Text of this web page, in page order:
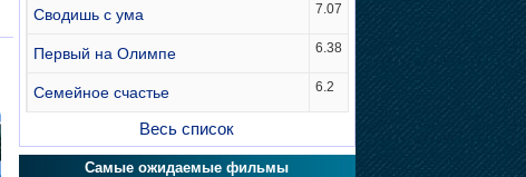
Сводишь с ума 7.07
Первый на Олимпе 6.38
Семейное счастье 6.2
Весь список
Самые ожидаемые фильмы